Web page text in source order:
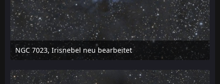
NGC 7023, Irisnebel neu bearbeitet
8. April 2021 um 02:17